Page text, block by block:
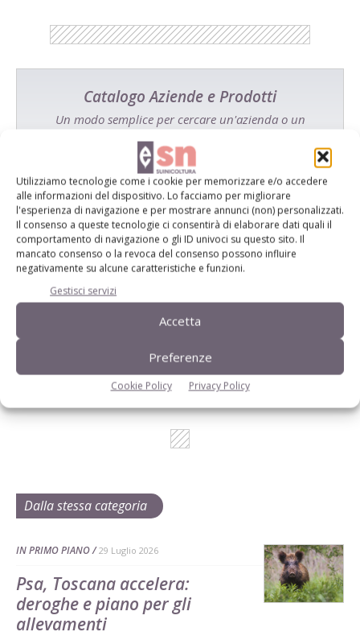
Utilizziamo tecnologie come i cookie per memorizzare e/o accedere
alle informazioni del dispositivo. Lo facciamo per migliorare
l'esperienza di navigazione e per mostrare annunci (non) personalizzati.
Il consenso a queste tecnologie ci consentirà di elaborare dati quali il
comportamento di navigazione o gli ID univoci su questo sito. Il
mancato consenso o la revoca del consenso possono influire
negativamente su alcune caratteristiche e funzioni.
Gestisci servizi
Accetta
Preferenze
Cookie Policy Privacy Policy
Catalogo Aziende e Prodotti
Un modo semplice per cercare un'azienda o un
Cerca adesso
L'Esperto risponde
I consigli di Terra e Vita agli agricoltori
Cerca adesso
Dalla stessa categoria
IN PRIMO PIANO 29 Luglio 2026
Psa, Toscana accelera:
deroghe e piano per gli
allevamenti